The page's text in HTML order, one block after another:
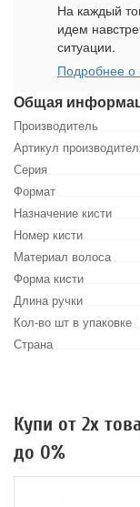
Общая
Производитель
Артикул
Серия
Формат
Назначение кисти
Номер кисти
Материал волоса
Форма кисти
Длина ручки
Кол-во шт в упаковке
Страна
На каждый
идем
ситуации.
Подробнее о
Купи от 2х
до 0%